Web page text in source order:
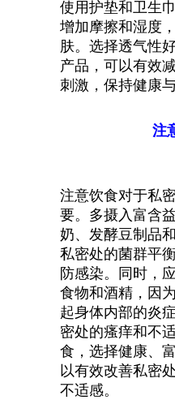
使用护垫和卫生
增加摩擦和湿度
肤。选择透气性
产品，可以有效
刺激，保持健康与
注
注意饮食对于私
要。多摄入富含
奶、发酵豆制品
私密处的菌群平
防感染。同时，
食物和酒精，因
起身体内部的炎
密处的瘙痒和不
食，选择健康、
以有效改善私密
不适感。